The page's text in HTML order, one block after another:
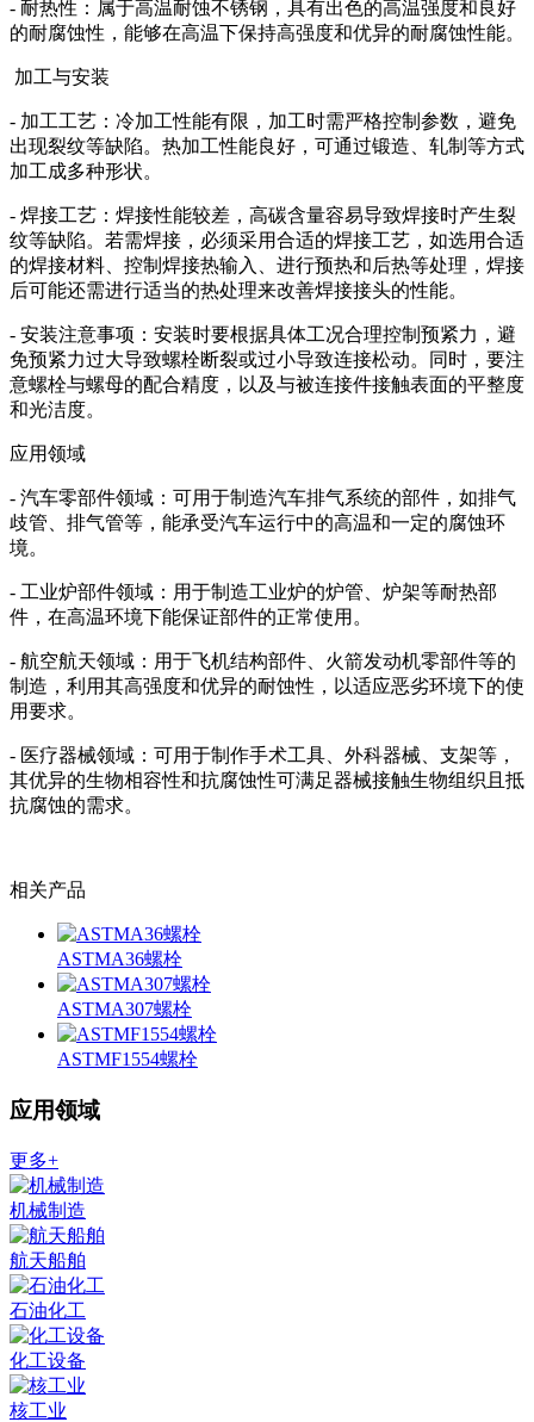
- 耐热性：属于高温耐蚀不锈钢，具有出色的高温强度和良好
的耐腐蚀性，能够在高温下保持高强度和优异的耐腐蚀性能。
加工与安装
- 加工工艺：冷加工性能有限，加工时需严格控制参数，避免
出现裂纹等缺陷。热加工性能良好，可通过锻造、轧制等方式
加工成多种形状。
- 焊接工艺：焊接性能较差，高碳含量容易导致焊接时产生裂
纹等缺陷。若需焊接，必须采用合适的焊接工艺，如选用合适
的焊接材料、控制焊接热输入、进行预热和后热等处理，焊接
后可能还需进行适当的热处理来改善焊接接头的性能。
- 安装注意事项：安装时要根据具体工况合理控制预紧力，避
免预紧力过大导致螺栓断裂或过小导致连接松动。同时，要注
意螺栓与螺母的配合精度，以及与被连接件接触表面的平整度
和光洁度。
应用领域
- 汽车零部件领域：可用于制造汽车排气系统的部件，如排气
歧管、排气管等，能承受汽车运行中的高温和一定的腐蚀环
境。
- 工业炉部件领域：用于制造工业炉的炉管、炉架等耐热部
件，在高温环境下能保证部件的正常使用。
- 航空航天领域：用于飞机结构部件、火箭发动机零部件等的
制造，利用其高强度和优异的耐蚀性，以适应恶劣环境下的使
用要求。
- 医疗器械领域：可用于制作手术工具、外科器械、支架等，
其优异的生物相容性和抗腐蚀性可满足器械接触生物组织且抵
抗腐蚀的需求。
相关产品
ASTMA36螺栓
ASTMA307螺栓
ASTMF1554螺栓
应用领域
更多+
机械制造
航天船舶
石油化工
化工设备
核工业